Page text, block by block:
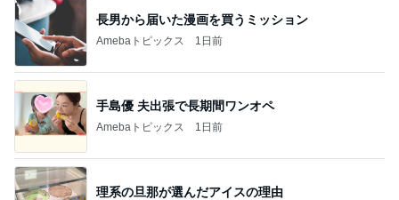
長男から届いた漫画を買うミッション
Amebaトピックス 1日前
手島優 夫出張で長期間ワンオペ
Amebaトピックス 1日前
理系の旦那が選んだアイスの理由